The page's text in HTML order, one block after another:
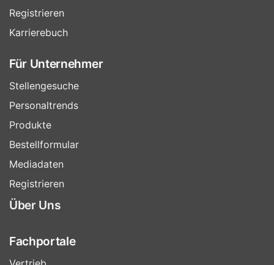
Registrieren
Karrierebuch
Für Unternehmer
Stellengesuche
Personaltrends
Produkte
Bestellformular
Mediadaten
Registrieren
Über Uns
Fachportale